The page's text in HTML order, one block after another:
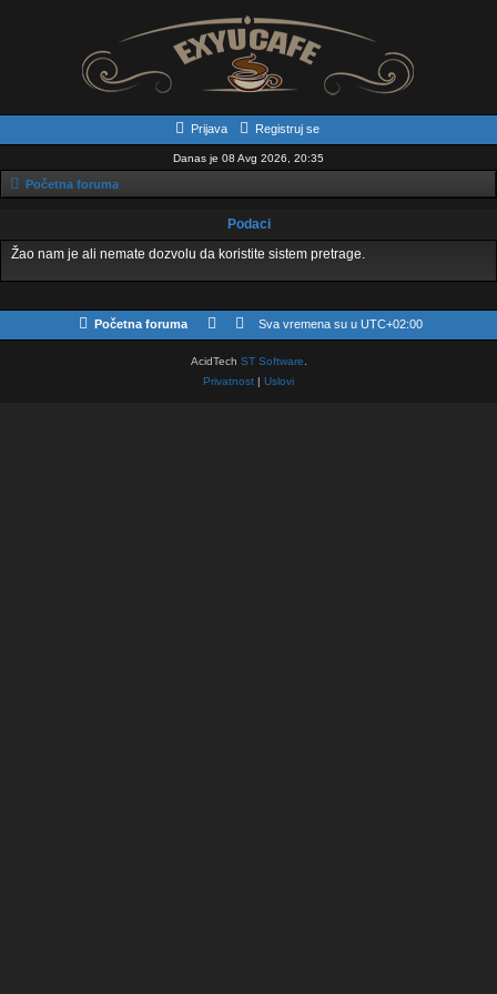
Prijava Registruj se
Danas je 08 Avg 2026, 20:35
Početna foruma
Podaci
Žao nam je ali nemate dozvolu da koristite sistem pretrage.
Početna foruma Sva vremena su u UTC+02:00
AcidTech ST Software
Privatnost | Uslovi